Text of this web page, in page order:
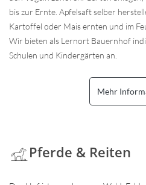
bis zur Ernte. Apfelsaft selber
Kartoffel oder Mais ernten und im
Wir bieten als Lernort Bauernhof
Schulen und Kindergärten an.
Mehr
Pferde & Reiten